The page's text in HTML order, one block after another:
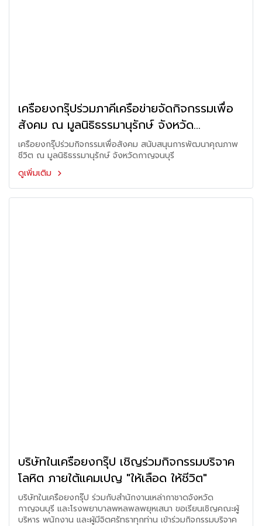
เครือยงกรุ๊ปร่วมภาคีเครือข่ายจัดกิจกรรมเพื่อ
สังคม ณ มูลนิธิธรรมานุรักษ์ จังหวัด
กาญจนบุรี
เครือยงกรุ๊ปร่วมกิจกรรมเพื่อสังคม สนับสนุนการพัฒนาคุณภาพ
ชีวิต ณ มูลนิธิธรรมานุรักษ์ จังหวัดกาญจนบุรี
ดูเพิ่มเติม
บริษัทในเครือยงกรุ๊ป เชิญร่วมกิจกรรมบริจาค
โลหิต ภายใต้แคมเปญ "ให้เลือด ให้ชีวิต"
บริษัทในเครือยงกรุ๊ป ร่วมกับสำนักงานเหล่ากาชาดจังหวัด
กาญจนบุรี และโรงพยาบาลพหลพลพยุหเสนา ขอเรียนเชิญคณะผู้
บริหาร พนักงาน และผู้มีจิตศรัทธาทุกท่าน เข้าร่วมกิจกรรมบริจาค